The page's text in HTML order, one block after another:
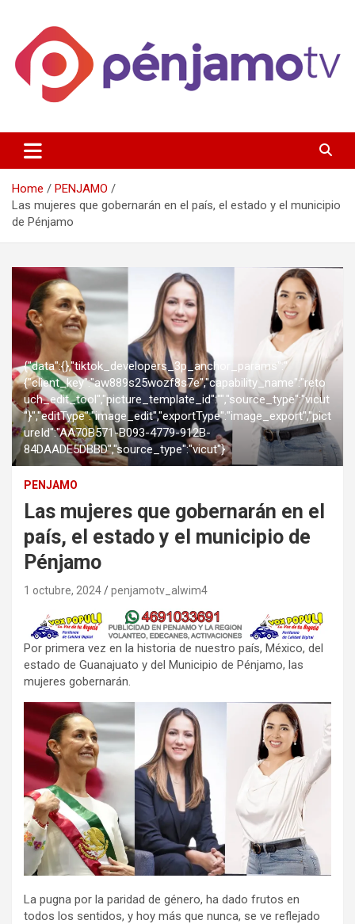
content
Penjamotv
Gto y la region.
Home
PENJAMO
Las mujeres que gobernarán en el país, el estado y el municipio
de Pénjamo
{"data":{},"tiktok_developers_3p_anchor_params":"
{"client_key":"aw889s25wozf8s7e","capability_name":"reto
uch_edit_tool","picture_template_id":"","source_type":"vicut
"}","editType":"image_edit","exportType":"image_export","pict
ureId":"AA70B571-B093-4779-912B-
84DAADE5DBBD","source_type":"vicut"}
PENJAMO
Las mujeres que gobernarán en el
país, el estado y el municipio de
Pénjamo
1 octubre, 2024 penjamotv_alwim4
Por primera vez en la historia de nuestro país, México, del
estado de Guanajuato y del Municipio de Pénjamo, las
mujeres gobernarán.
La pugna por la paridad de género, ha dado frutos en
todos los sentidos, y hoy más que nunca, se ve reflejado